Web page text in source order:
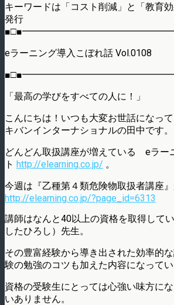
キーワードは「コスト削減」と「教育
発行
eラーニング導入こぼれ話 Vol.0108
「最高の学びをすべての人に！」
こんにちは！いつも大変お世話になっ
キバンインターナショナルの田中です。
どんどん取扱講座が増えている eラー
ト http://elearning.co.jp/ 。
今週は『乙種第４類危険物取扱者講座
http://elearning.co.jp/?page_id=6313
講師はなんと40以上の資格を取得して
したひろし）先生。
その豊富経験から導き出された効率的
験の勉強のコツも加えた内容になってい
資格の受験生にとっては心強い味方に
いありません。